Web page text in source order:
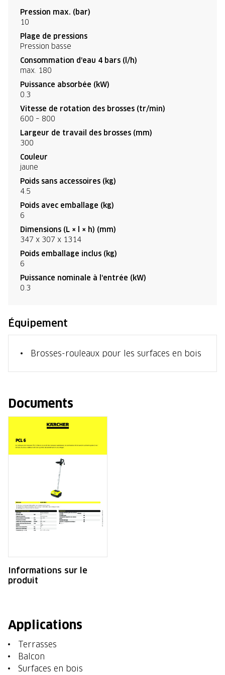
Pression max. (bar)
10
Plage de pressions
Pression basse
Consommation d'eau 4 bars (l/h)
max. 180
Puissance absorbée (kW)
0.3
Vitesse de rotation des brosses (tr/min)
600 – 800
Largeur de travail des brosses (mm)
300
Couleur
jaune
Poids sans accessoires (kg)
4.5
Poids avec emballage (kg)
6
Dimensions (L × l × h) (mm)
347 x 307 x 1314
Poids emballage inclus (kg)
6
Puissance nominale à l'entrée (kW)
0.3
Équipement
Brosses-rouleaux pour les surfaces en bois
Documents
Informations sur le
produit
Applications
Terrasses
Balcon
Surfaces en bois